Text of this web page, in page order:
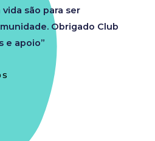
são para ser
Obrigado Club
e apoio”